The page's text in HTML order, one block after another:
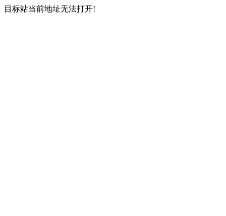
目标站当前地址无法打开!